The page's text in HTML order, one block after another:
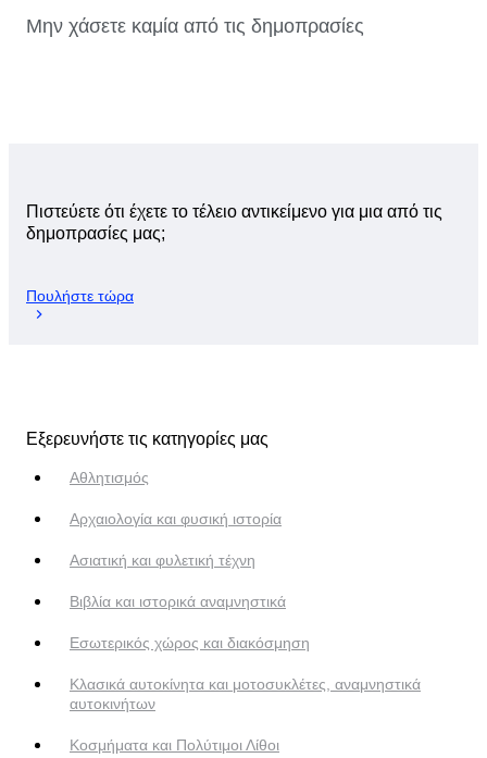
Μην χάσετε καμία από τις δημοπρασίες
Πιστεύετε ότι έχετε το τέλειο αντικείμενο για μια από τις
δημοπρασίες μας;
Πουλήστε τώρα
Εξερευνήστε τις κατηγορίες μας
Αθλητισμός
Αρχαιολογία και φυσική ιστορία
Ασιατική και φυλετική τέχνη
Βιβλία και ιστορικά αναμνηστικά
Εσωτερικός χώρος και διακόσμηση
Κλασικά αυτοκίνητα και μοτοσυκλέτες, αναμνηστικά
αυτοκινήτων
Κοσμήματα και Πολύτιμοι Λίθοι